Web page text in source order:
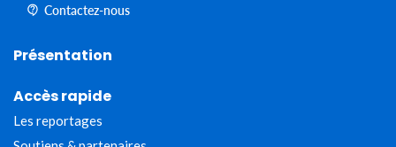
Contactez-nous
Présentation
Accès rapide
Les reportages